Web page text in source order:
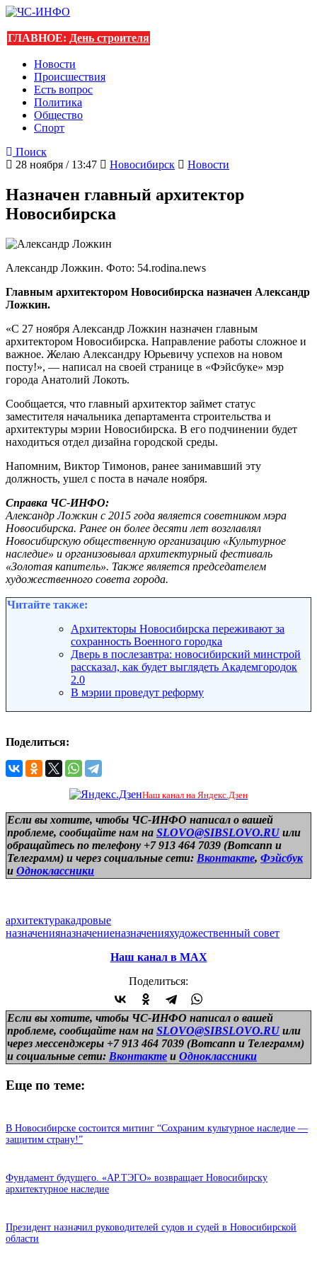
ГЛАВНОЕ: День строителя
Новости
Происшествия
Есть вопрос
Политика
Общество
Спорт
Поиск
28 ноября / 13:47
Новосибирск Новости
Назначен главный архитектор
Новосибирска
Александр Ложкин. Фото: 54.rodina.news
Главным архитектором Новосибирска назначен Александр
Ложкин.
«С 27 ноября Александр Ложкин назначен главным
архитектором Новосибирска. Направление работы сложное и
важное. Желаю Александру Юрьевичу успехов на новом
посту!», — написал на своей странице в «Фэйсбуке» мэр
города Анатолий Локоть.
Сообщается, что главный архитектор займет статус
заместителя начальника департамента строительства и
архитектуры мэрии Новосибирска. В его подчинении будет
находиться отдел дизайна городской среды.
Напомним, Виктор Тимонов, ранее занимавший эту
должность, ушел с поста в начале ноября.
Справка ЧС-ИНФО:
Александр Ложкин с 2015 года является советником мэра
Новосибирска. Ранее он более десяти лет возглавлял
Новосибирскую общественную организацию «Культурное
наследие» и организовывал архитектурный фестиваль
«Золотая капитель». Также является председателем
художественного совета города.
Читайте также:
Архитекторы Новосибирска переживают за
сохранность Военного городка
Дверь в послезавтра: новосибирский минстрой
рассказал, как будет выглядеть Академгородок
2.0
В мэрии проведут реформу
Поделиться:
Наш канал на Яндекс.Дзен
Если вы хотите, чтобы ЧС-ИНФО написал о вашей
проблеме, сообщайте нам на SLOVO@SIBSLOVO.RU или
обращайтесь по телефону +7 913 464 7039 (Вотсапп и
Телеграмм) и через социальные сети: Вконтакте, Фэйсбук
и Одноклассники
архитектуракадровые
назначенияназначениеназначенияхудожественный совет
Наш канал в МАХ
Поделиться:
Если вы хотите, чтобы ЧС-ИНФО написал о вашей
проблеме, сообщайте нам на SLOVO@SIBSLOVO.RU или
через мессенджеры +7 913 464 7039 (Вотсапп и Телеграмм)
и социальные сети: Вконтакте и Одноклассники
Еще по теме:
В Новосибирске состоится митинг “Сохраним культурное наследие —
защитим страну!”
Фундамент будущего. «АР.ТЭГО» возвращает Новосибирску
архитектурное наследие
Президент назначил руководителей судов и судей в Новосибирской
области